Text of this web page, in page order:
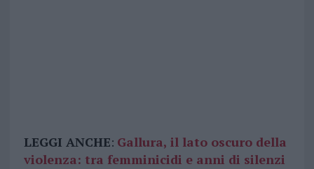
LEGGI ANCHE: Gallura, il lato oscuro della
violenza: tra femminicidi e anni di silenzi